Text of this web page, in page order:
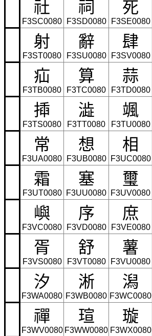
社
F3SC0080
祠
F3SD0080
死
F3SE0080
射
F3ST0080
辭
F3SU0080
肆
F3SV0080
疝
F3TB0080
算
F3TC0080
蒜
F3TD0080
揷
F3TS0080
澁
F3TT0080
颯
F3TU0080
常
F3UA0080
想
F3UB0080
相
F3UC0080
霜
F3UT0080
塞
F3UU0080
璽
F3UV0080
嶼
F3VC0080
序
F3VD0080
庶
F3VE0080
胥
F3VS0080
舒
F3VT0080
薯
F3VU0080
汐
F3WA0080
淅
F3WB0080
潟
F3WC0080
禪
F3WV0080
瑄
F3WW0080
璇
F3WX0080